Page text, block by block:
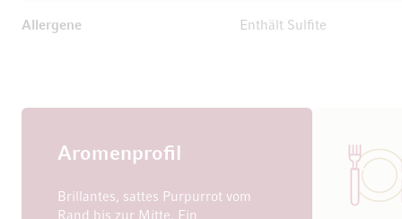
Allergene Enthält Sulfite
Aromenprofil
Brillantes, sattes Purpurrot vom
Rand bis zur Mitte. Ein